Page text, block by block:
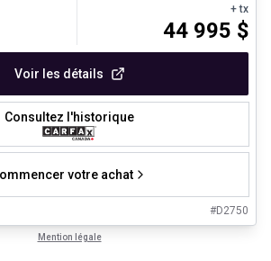
+ tx
44 995 $
Voir les détails
Consultez l'historique
votre achat
#D2750
Mention légale
certifiés